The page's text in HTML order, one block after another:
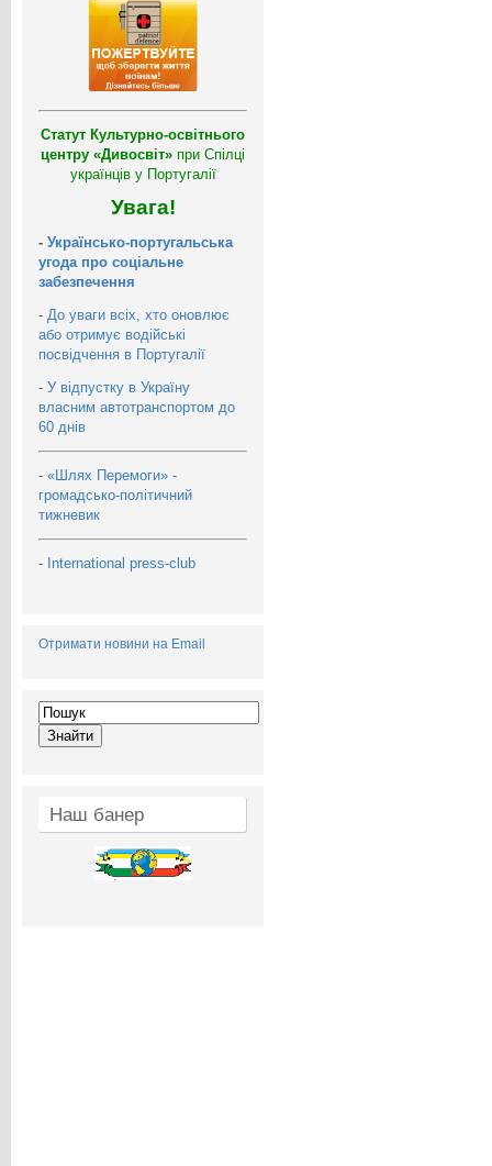
Статут Культурно-освітнього
центру «Дивосвіт» при Спілці
українців у Португалії
Увага!
- Українсько-португальська
угода про соціальне
забезпечення
- До уваги всіх, хто оновлює
або отримує водійські
посвідчення в Португалії
- У відпустку в Україну
власним автотранспортом до
60 днів
- «Шлях Перемоги» -
громадсько-політичний
тижневик
- International press-club
Отримати новини на Email
Наш банер